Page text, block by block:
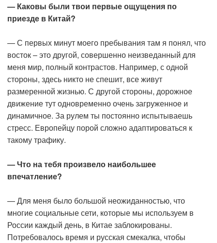
— Каковы были твои первые ощущения по
приезде в Китай?
— С первых минут моего пребывания там я понял, что
восток – это другой, совершенно неизведанный для
меня мир, полный контрастов. Например, с одной
стороны, здесь никто не спешит, все живут
размеренной жизнью. С другой стороны, дорожное
движение тут одновременно очень загруженное и
динамичное. За рулем ты постоянно испытываешь
стресс. Европейцу порой сложно адаптироваться к
такому трафику.
— Что на тебя произвело наибольшее
впечатление?
— Для меня было большой неожиданностью, что
многие социальные сети, которые мы используем в
России каждый день, в Китае заблокированы.
Потребовалось время и русская смекалка, чтобы